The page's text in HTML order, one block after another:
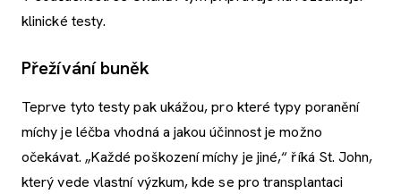
klinické testy.
Přežívání buněk
Teprve tyto testy pak ukážou, pro které typy poranění
míchy je léčba vhodná a jakou účinnost je možno
očekávat. „Každé poškození míchy je jiné,“ říká St. John,
který vede vlastní výzkum, kde se pro transplantaci